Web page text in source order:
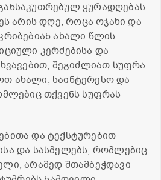
ყურადღებას
არის დღე, როცა ოჯახი და
ახალი წლის
კერძებისა და
შეგიძლიათ სუფრა
ახალი, საინტერესო და
თქვენს სუფრას
და ტექსტურებით
და სასმელებს, რომლებიც
არამედ შთამბეჭდავი